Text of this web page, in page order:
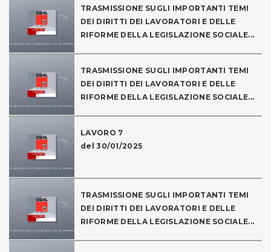
TRASMISSIONE SUGLI IMPORTANTI TEMI
DEI DIRITTI DEI LAVORATORI E DELLE
RIFORME DELLA LEGISLAZIONE SOCIALE...
TRASMISSIONE SUGLI IMPORTANTI TEMI
DEI DIRITTI DEI LAVORATORI E DELLE
RIFORME DELLA LEGISLAZIONE SOCIALE...
LAVORO 7
del 30/01/2025
TRASMISSIONE SUGLI IMPORTANTI TEMI
DEI DIRITTI DEI LAVORATORI E DELLE
RIFORME DELLA LEGISLAZIONE SOCIALE...